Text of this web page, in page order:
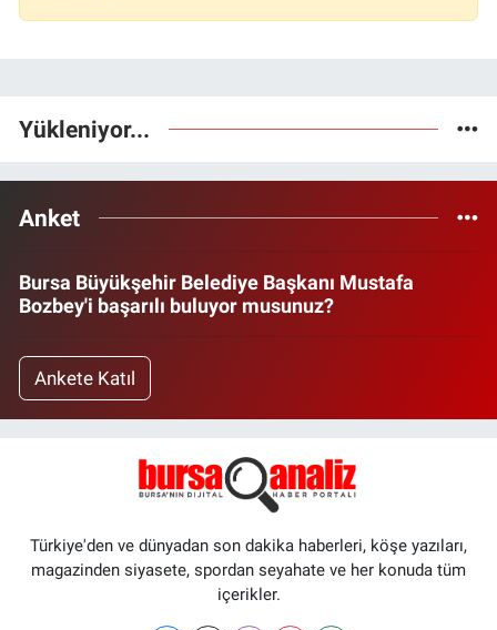
Yükleniyor...
Anket
Bursa Büyükşehir Belediye Başkanı Mustafa
Bozbey'i başarılı buluyor musunuz?
Ankete Katıl
Türkiye'den ve dünyadan son dakika haberleri, köşe yazıları,
magazinden siyasete, spordan seyahate ve her konuda tüm
içerikler.